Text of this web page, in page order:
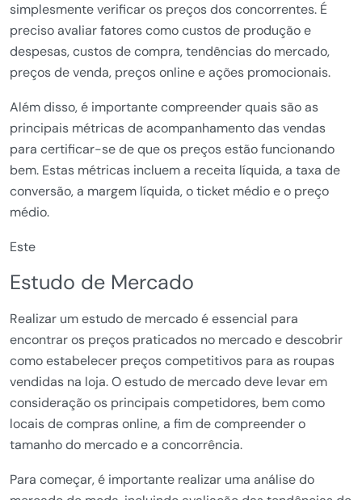
simplesmente verificar os preços dos concorrentes. É
preciso avaliar fatores como custos de produção e
despesas, custos de compra, tendências do mercado,
preços de venda, preços online e ações promocionais.
Além disso, é importante compreender quais são as
principais métricas de acompanhamento das vendas
para certificar-se de que os preços estão funcionando
bem. Estas métricas incluem a receita líquida, a taxa de
conversão, a margem líquida, o ticket médio e o preço
médio.
Este
Estudo de Mercado
Realizar um estudo de mercado é essencial para
encontrar os preços praticados no mercado e descobrir
como estabelecer preços competitivos para as roupas
vendidas na loja. O estudo de mercado deve levar em
consideração os principais competidores, bem como
locais de compras online, a fim de compreender o
tamanho do mercado e a concorrência.
Para começar, é importante realizar uma análise do